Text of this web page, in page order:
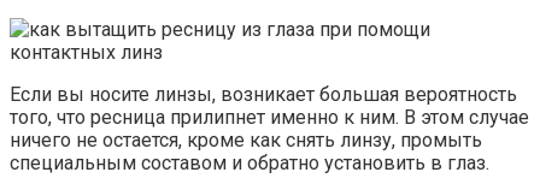
Если вы носите линзы, возникает большая вероятность
того, что ресница прилипнет именно к ним. В этом случае
ничего не остается, кроме как снять линзу, промыть
специальным составом и обратно установить в глаз.